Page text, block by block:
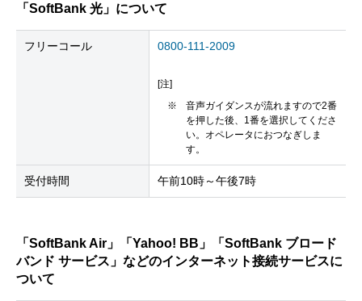
「SoftBank 光」について
フリーコール 0800-111-2009
[注]
※
音声ガイダンスが流れますので2番
を押した後、1番を選択してくださ
い。オペレータにおつなぎしま
す。
受付時間 午前10時～午後7時
「SoftBank Air」「Yahoo! BB」「SoftBank ブロード
バンド サービス」などのインターネット接続サービスに
ついて